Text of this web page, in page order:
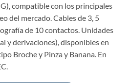
compatible con los principales
del mercado. Cables de 3, 5
de 10 contactos. Unidades
y derivaciones), disponibles en
Broche y Pinza y Banana. En